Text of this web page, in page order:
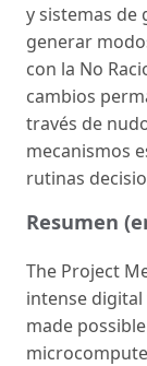
y sistemas de
generar
con la No
cambios
través de
mecanismos
rutinas
Resumen
The Project
intense
made